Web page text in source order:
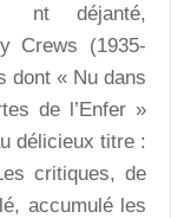
nt déjanté,
Crews (1935-
dont « Nu dans
de l’Enfer »
délicieux titre :
critiques, de
accumulé les